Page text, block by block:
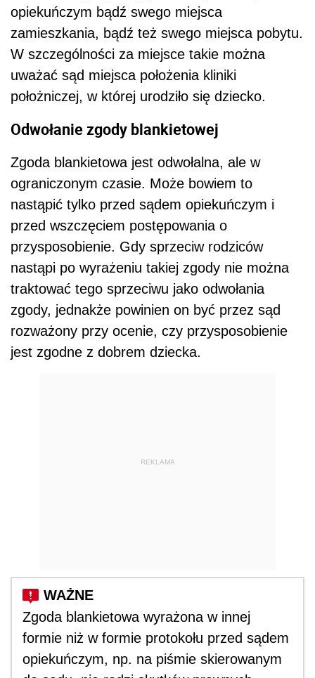
opiekuńczym bądź swego miejsca
zamieszkania, bądź też swego miejsca pobytu.
W szczególności za miejsce takie można
uważać sąd miejsca położenia kliniki
położniczej, w której urodziło się dziecko.
Odwołanie zgody blankietowej
Zgoda blankietowa jest odwołalna, ale w
ograniczonym czasie. Może bowiem to
nastąpić tylko przed sądem opiekuńczym i
przed wszczęciem postępowania o
przysposobienie. Gdy sprzeciw rodziców
nastąpi po wyrażeniu takiej zgody nie można
traktować tego sprzeciwu jako odwołania
zgody, jednakże powinien on być przez sąd
rozważony przy ocenie, czy przysposobienie
jest zgodne z dobrem dziecka.
REKLAMA
Zgoda blankietowa wyrażona w innej
formie niż w formie protokołu przed sądem
opiekuńczym, np. na piśmie skierowanym